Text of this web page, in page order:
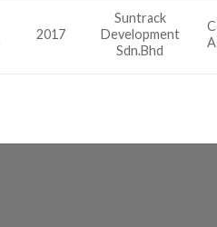
2017
Suntrack
Development
Sdn.Bhd